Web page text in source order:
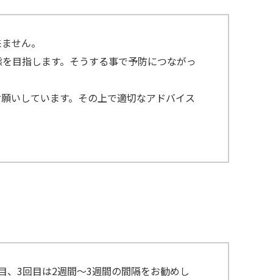
せん。
目指します。そうする事で予防につながっ
いしています。その上で適切なアドバイス
3回目は2週間～3週間の間隔をお勧めし